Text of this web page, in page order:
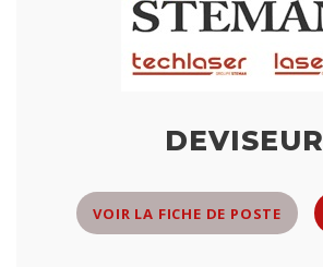
DEVISEUR
VOIR LA FICHE DE POSTE